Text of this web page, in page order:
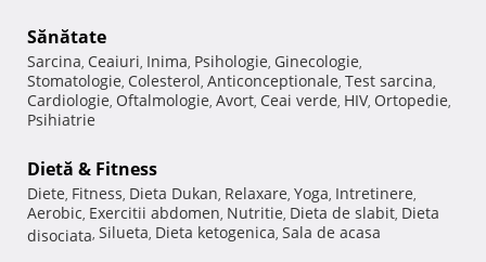
Sănătate
Sarcina, Ceaiuri, Inima, Psihologie, Ginecologie,
Stomatologie, Colesterol, Anticonceptionale, Test sarcina,
Cardiologie, Oftalmologie, Avort, Ceai verde, HIV, Ortopedie,
Psihiatrie
Dietă & Fitness
Diete, Fitness, Dieta Dukan, Relaxare, Yoga, Intretinere,
Aerobic, Exercitii abdomen, Nutritie, Dieta de slabit, Dieta
disociata, Silueta, Dieta ketogenica, Sala de acasa